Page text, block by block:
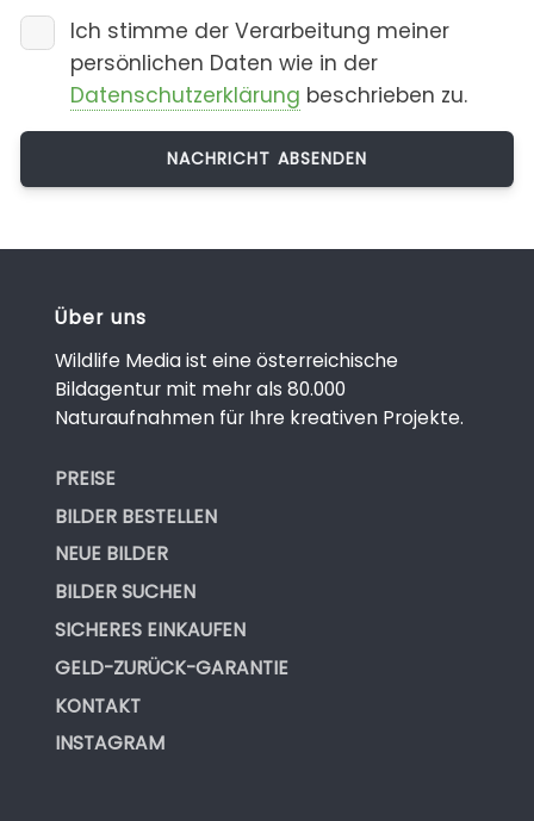
Ich stimme der Verarbeitung meiner
persönlichen Daten wie in der
Datenschutzerklärung beschrieben zu.
Über uns
Wildlife Media ist eine österreichische
Bildagentur mit mehr als 80.000
Naturaufnahmen für Ihre kreativen Projekte.
PREISE
BILDER BESTELLEN
NEUE BILDER
BILDER SUCHEN
SICHERES EINKAUFEN
GELD-ZURÜCK-GARANTIE
KONTAKT
INSTAGRAM